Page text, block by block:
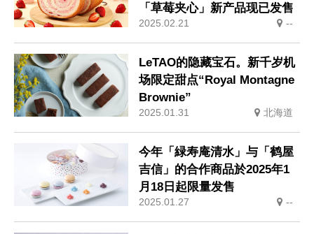
「草莓夹心」新产品现已发售
2025.02.21 --
LeTAO的隐藏宝石。新千岁机
场限定甜点“Royal Montagne
Brownie”
2025.01.31 北海道
今年「緑寿庵清水」与「鹤屋
吉信」的合作商品於2025年1
月18日起限量发售
2025.01.27 --